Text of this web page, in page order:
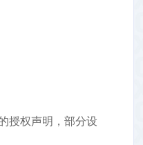
授权声明，部分设